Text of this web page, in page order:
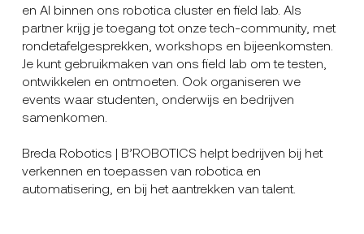
en AI binnen ons robotica cluster en field lab. Als
partner krijg je toegang tot onze tech-community, met
rondetafelgesprekken, workshops en bijeenkomsten.
Je kunt gebruikmaken van ons field lab om te testen,
ontwikkelen en ontmoeten. Ook organiseren we
events waar studenten, onderwijs en bedrijven
samenkomen.
Breda Robotics | B’ROBOTICS helpt bedrijven bij het
verkennen en toepassen van robotica en
automatisering, en bij het aantrekken van talent.